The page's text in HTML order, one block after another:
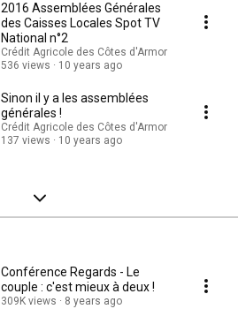
2016 Assemblées Générales
des Caisses Locales Spot TV
National n°2
Crédit Agricole des Côtes d'Armor
536 views
10 years ago
Sinon il y a les assemblées
générales !
Crédit Agricole des Côtes d'Armor
137 views
10 years ago
Conférence Regards - Le
couple : c'est mieux à deux !
309K views 8 years ago